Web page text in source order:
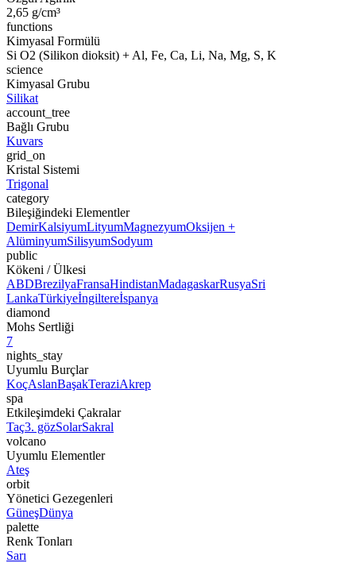
2,65 g/cm³
functions
Kimyasal Formülü
Si O2 (Silikon dioksit) + Al, Fe, Ca, Li, Na, Mg, S, K
science
Kimyasal Grubu
Silikat
account_tree
Bağlı Grubu
Kuvars
grid_on
Kristal Sistemi
Trigonal
category
Bileşiğindeki Elementler
DemirKalsiyumLityumMagnezyumOksijen +
AlüminyumSilisyumSodyum
public
Kökeni / Ülkesi
ABDBrezilyaFransaHindistanMadagaskarRusyaSri
LankaTürkiyeİngiltereİspanya
diamond
Mohs Sertliği
7
nights_stay
Uyumlu Burçlar
KoçAslanBaşakTeraziAkrep
spa
Etkileşimdeki Çakralar
Taç3. gözSolarSakral
volcano
Uyumlu Elementler
Ateş
orbit
Yönetici Gezegenleri
GüneşDünya
palette
Renk Tonları
Sarı